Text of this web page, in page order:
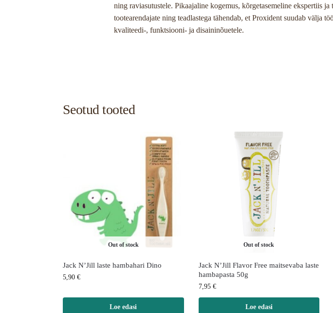
ning raviasutustele. Pikaajaline kogemus, kõrgetasemeline ekspertiis
tootearendajate ning teadlastega tähendab, et Proxident suudab välja
kvaliteedi-, funktsiooni- ja disaininõuetele.
Seotud tooted
Out of stock
Jack N’Jill laste hambahari Dino
5,90 €
Loe edasi
Out of stock
Jack N’Jill Flavor Free maitsevaba laste
hambapasta 50g
7,95 €
Loe edasi